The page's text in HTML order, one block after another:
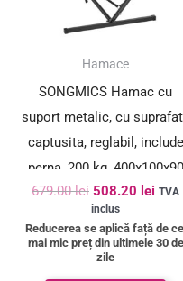
Hamace
SONGMICS Hamac cu
suport metalic, cu
captusita, reglabil, include
perna, 200 kg, 400x100x90
cm, gri
679.00lei 508.20 lei TVA
inclus
Reducerea se aplică față de cel
mai mic preț din ultimele 30 de
zile